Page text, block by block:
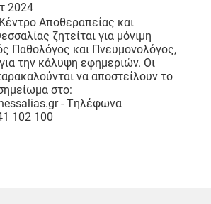
2024
Αποθεραπείας και
ζητείται για μόνιμη
Παθολόγος και Πνευμονολόγος,
την κάλυψη εφημεριών. Οι
να αποστείλουν το
στο:
- Tηλέφωνα
102 100